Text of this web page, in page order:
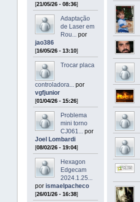
[21/05/26 - 08:36]
Adaptação
de Laser em
Rou...
por
jao386
[16/05/26 - 13:10]
Trocar placa
controladora...
por
vgfjunior
[01/04/26 - 15:26]
Problema
mini torno
CJ061...
por
Joel Lombardi
[08/02/26 - 19:04]
Hexagon
Edgecam
2024.1.25...
por ismaelpacheco
[26/01/26 - 16:38]